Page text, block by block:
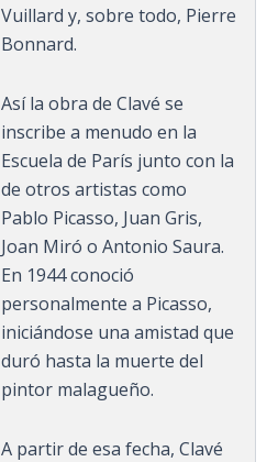
Vuillard y, sobre todo, Pierre
Bonnard.
Así la obra de Clavé se
inscribe a menudo en la
Escuela de París junto con la
de otros artistas como
Pablo Picasso, Juan Gris,
Joan Miró o Antonio Saura.
En 1944 conoció
personalmente a Picasso,
iniciándose una amistad que
duró hasta la muerte del
pintor malagueño.
A partir de esa fecha, Clavé